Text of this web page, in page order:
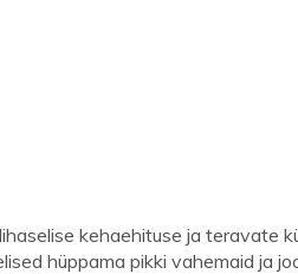
kehaehituse ja teravate
hüppama pikki vahemaid ja